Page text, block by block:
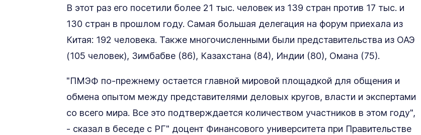
В этот раз его посетили более 21 тыс. человек из 139 стран против 17 тыс. и
130 стран в прошлом году. Самая большая делегация на форум приехала из
Китая: 192 человека. Также многочисленными были представительства из ОАЭ
(105 человек), Зимбабве (86), Казахстана (84), Индии (80), Омана (75).
"ПМЭФ по-прежнему остается главной мировой площадкой для общения и
обмена опытом между представителями деловых кругов, власти и экспертами
со всего мира. Все это подтверждается количеством участников в этом году",
- сказал в беседе с РГ" доцент Финансового университета при Правительстве